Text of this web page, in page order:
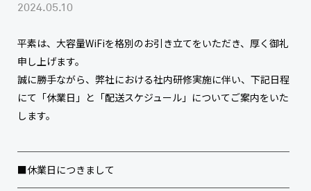
2024.05.10
平素は、大容量WiFiを格別のお引き立てをいただき、厚く御礼
申し上げます。
誠に勝手ながら、弊社における社内研修実施に伴い、下記日程
にて「休業日」と「配送スケジュール」についてご案内をいた
します。
────────────────────────────
■休業日につきまして
────────────────────────────